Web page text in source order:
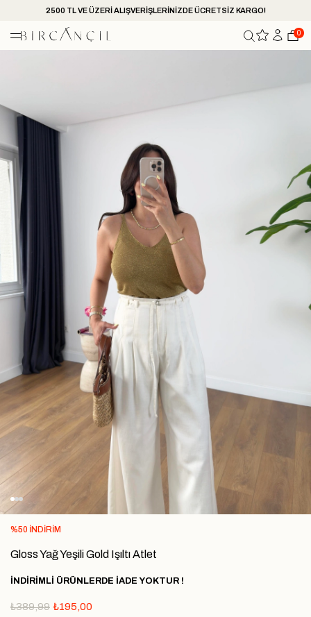
2500 TL VE ÜZERİ ALIŞVERİŞLERİNİZDE ÜCRETSİZ KARGO!
0
%50 İNDIRIM
Gloss Yağ Yeşili Gold Işıltı Atlet
İNDİRİMLİ ÜRÜNLERDE İADE YOKTUR !
₺389,99 ₺195,00